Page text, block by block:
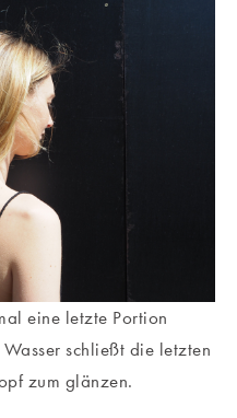
eine letzte Portion
schließt die letzten
zum glänzen.